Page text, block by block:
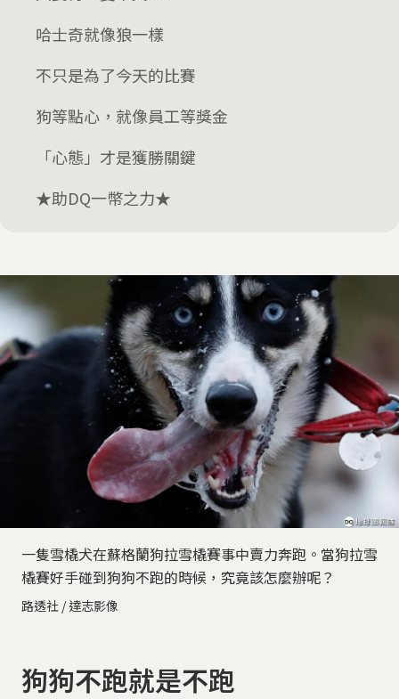
哈士奇就像狼一樣
不只是為了今天的比賽
狗等點心，就像員工等獎金
「心態」才是獲勝關鍵
★助DQ一幣之力★
一隻雪橇犬在蘇格蘭狗拉雪橇賽事中賣力奔跑。當狗拉雪
橇賽好手碰到狗狗不跑的時候，究竟該怎麼辦呢？
路透社 / 達志影像
狗狗不跑就是不跑